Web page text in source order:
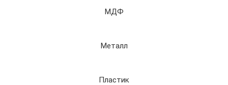
МДФ
Металл
Пластик